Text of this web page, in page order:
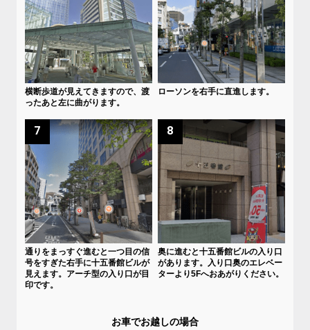
横断歩道が見えてきますので、渡
ったあと左に曲がります。
ローソンを右手に直進します。
7
通りをまっすぐ進むと一つ目の信
号をすぎた右手に十五番館ビルが
見えます。アーチ型の入り口が目
印です。
8
奥に進むと十五番館ビルの入り口
があります。入り口奥のエレベー
ターより5Fへおあがりください。
お車でお越しの場合